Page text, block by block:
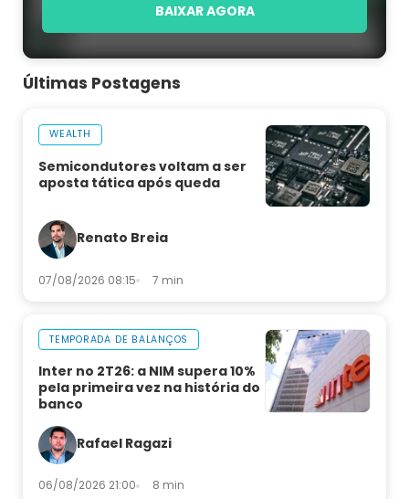
BAIXAR AGORA
Últimas Postagens
WEALTH
Semicondutores voltam a ser
aposta tática após queda
Renato Breia
07/08/2026 08:15 7 min
TEMPORADA DE BALANÇOS
Inter no 2T26: a NIM supera 10%
pela primeira vez na história do
banco
Rafael Ragazi
06/08/2026 21:00 8 min